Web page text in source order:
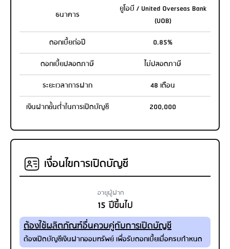
ธนาคาร
ยูโอบี / United Overseas Bank
(UOB)
ดอกเบี้ยต่อปี
0.85%
ดอกเบี้ยปลอดภาษี
ไม่ปลอดภาษี
ระยะเวลาการฝาก
48 เดือน
เงินฝากขั้นต่ำในการเปิดบัญชี
200,000
เงื่อนไขการเปิดบัญชี
อายุผู้ฝาก
15 ปีขึ้นไป
ต้องใช้ผลิตภัณฑ์อื่นควบคู่กับการเปิดบัญชี
ต้องเปิดบัญชีเงินฝากออมทรัพย์ เพื่อรับดอกเบี้ยเมื่อครบกำหนด